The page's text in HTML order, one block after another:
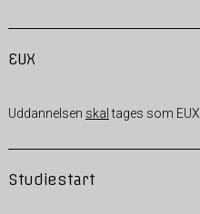
EUX
Uddannelsen skaltages som EUX.
Studiestart